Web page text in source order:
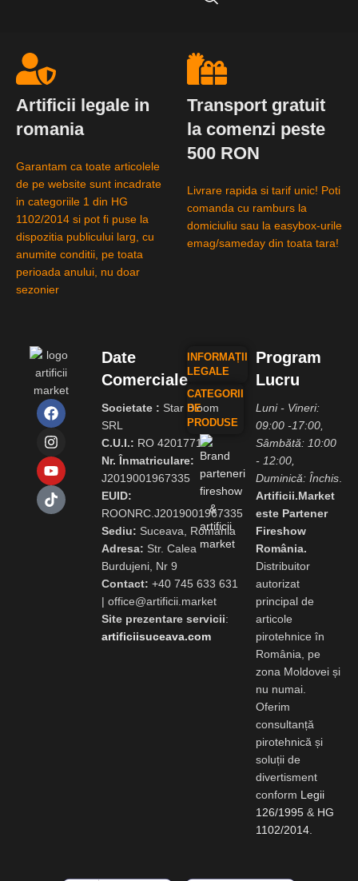
Artificii legale in
romania
Garantam ca toate articolele
de pe website sunt incadrate
in categoriile 1 din HG
1102/2014 si pot fi puse la
dispozitia publicului larg, cu
anumite conditii, pe toata
perioada anului, nu doar
sezonier
Transport gratuit
la comenzi peste
500 RON
Livrare rapida si tarif unic! Poti
comanda cu ramburs la
domiciuliu sau la easybox-urile
emag/sameday din toata tara!
Date
Comerciale
Societate : Star Bloom
SRL
C.U.I.: RO 42017717
Nr. Înmatriculare:
J2019001967335
EUID:
ROONRC.J2019001967335
Sediu: Suceava, Romania
Adresa: Str. Calea
Burdujeni, Nr 9
Contact: +40 745 633 631
| office@artificii.market
Site prezentare servicii:
artificiisuceava.com
INFORMAȚII
LEGALE
CATEGORII
DE
PRODUSE
Program
Lucru
Luni - Vineri:
09:00 -17:00,
Sâmbătă: 10:00
- 12:00,
Duminică: Închis.
Artificii.Market
este Partener
Fireshow
România.
Distribuitor
autorizat
principal de
articole
pirotehnice în
România, pe
zona Moldovei și
nu numai.
Oferim
consultanță
pirotehnică și
soluții de
divertisment
conform Legii
126/1995& HG
1102/2014.